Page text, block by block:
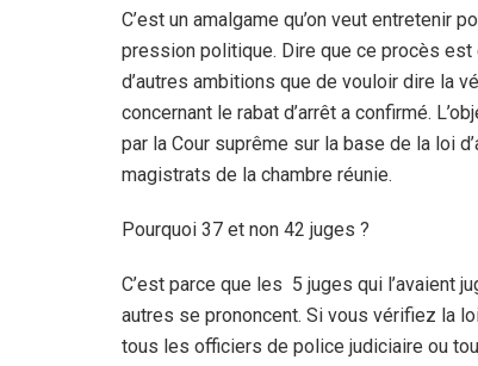
C’est un amalgame qu’on veut entretenir
pression politique. Dire que ce procès est
d’autres ambitions que de vouloir dire la
concernant le rabat d’arrêt a confirmé.
par la Cour suprême sur la base de la loi
magistrats de la chambre réunie.
Pourquoi 37 et non 42 juges ?
C’est parce que les 5 juges qui l’avaient
autres se prononcent. Si vous vérifiez la
tous les officiers de police judiciaire ou